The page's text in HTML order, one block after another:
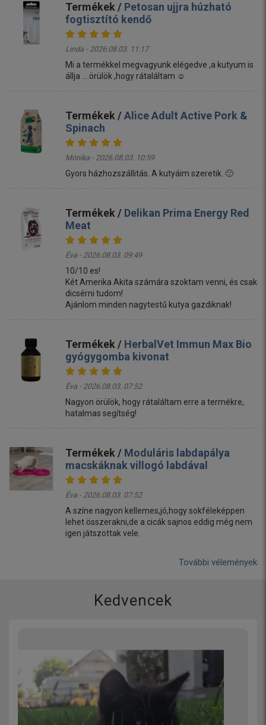
Termékek / Petosan ujjra húzható
fogtisztító kendő
Linda - 2026.08.03. 11:17
Mi a termékkel megvagyunk elégedve ,a kutyum is
állja ....örülök ,hogy rátaláltam ☺️
Termékek /Alice Adult Active Pork &
Spinach
Mónika - 2026.08.03. 10:59
Gyors házhozszállitás. A kutyáim szeretik. 🙂
Termékek / Delikan Prima Energy Red
Meat
Éva - 2026.08.03. 09:49
10/10 es!
Két Amerika Akita számára szoktam venni, és csak
dicsérni tudom!
Ajánlom minden nagytestű kutya gazdiknak!
Termékek / HerbalVet Immun Max Bio
gyógygomba kivonat
Éva - 2026.08.03. 07:52
Nagyon örülök, hogy rátaláltam erre a termékre,
hatalmas segítség!
Termékek / Moduláris labdapálya
macskáknak villogó labdával
Éva - 2026.08.03. 07:52
A színe nagyon kellemes,jó,hogy sokféleképpen
lehet összerakni,de a cicák sajnos eddig még nem
igen játszottak vele.
További vélemények
Kedvencek